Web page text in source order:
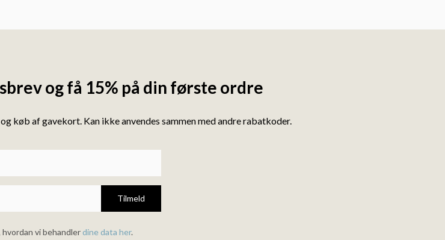
og få 15% på din første ordre
køb af gavekort. Kan ikke anvendes sammen med andre rabatkoder.
Tilmeld
vi behandlerdine data her.